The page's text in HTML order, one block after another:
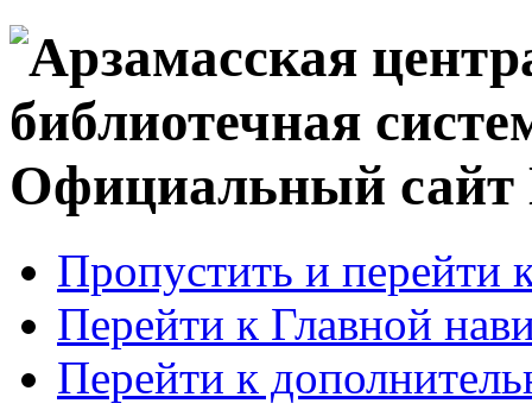
Официальный
Пропустить и перейти
Перейти к Главной
Перейти к